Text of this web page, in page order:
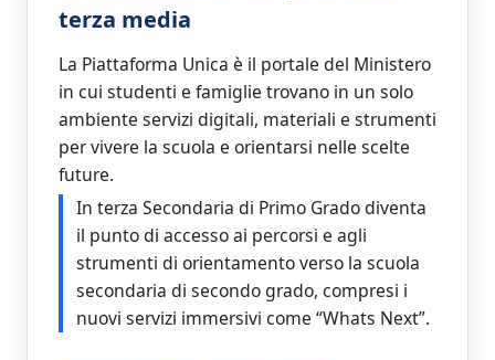
terza media
La Piattaforma Unica è il portale del Ministero
in cui studenti e famiglie trovano in un solo
ambiente servizi digitali, materiali e strumenti
per vivere la scuola e orientarsi nelle scelte
future.
In terza Secondaria di Primo Grado diventa
il punto di accesso ai percorsi e agli
strumenti di orientamento verso la scuola
secondaria di secondo grado, compresi i
nuovi servizi immersivi come “Whats Next”.